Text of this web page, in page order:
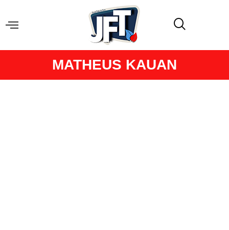
MATHEUS KAUAN